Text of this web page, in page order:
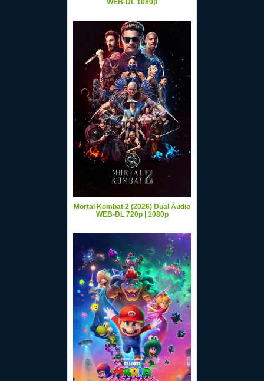
WEB-DL 1080p
Mortal Kombat 2 (2026) Dual Áudio
WEB-DL 720p | 1080p